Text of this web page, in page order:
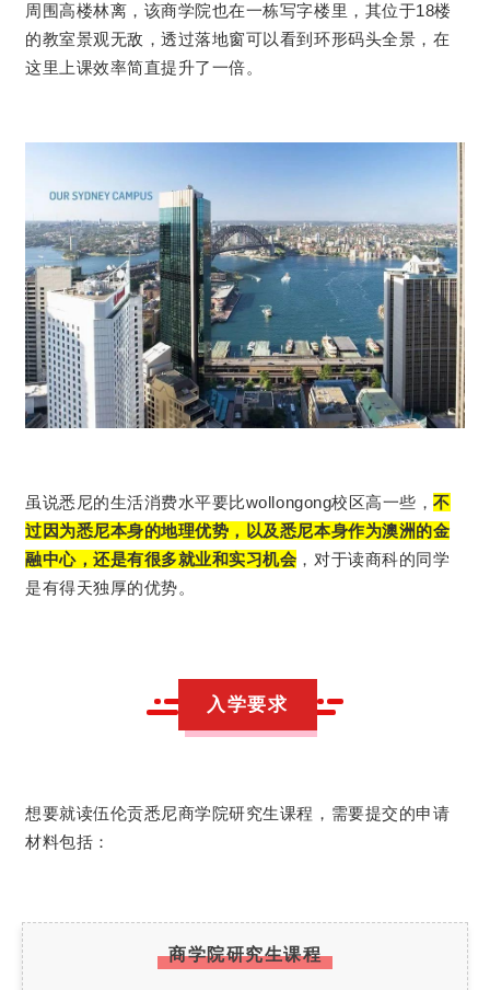
周围高楼林离，该商学院也在一栋写字楼里，其位于18楼
的教室景观无敌，透过落地窗可以看到环形码头全景，在
这里上课效率简直提升了一倍。
虽说悉尼的生活消费水平要比wollongong校区高一些，不
过因为悉尼本身的地理优势，以及悉尼本身作为澳洲的金
融中心，还是有很多就业和实习机会 ，对于读商科的同学
是有得天独厚的优势。
入学要求
想要就读伍伦贡悉尼商学院研究生课程，需要提交的申请
材料包括：
商学院研究生课程